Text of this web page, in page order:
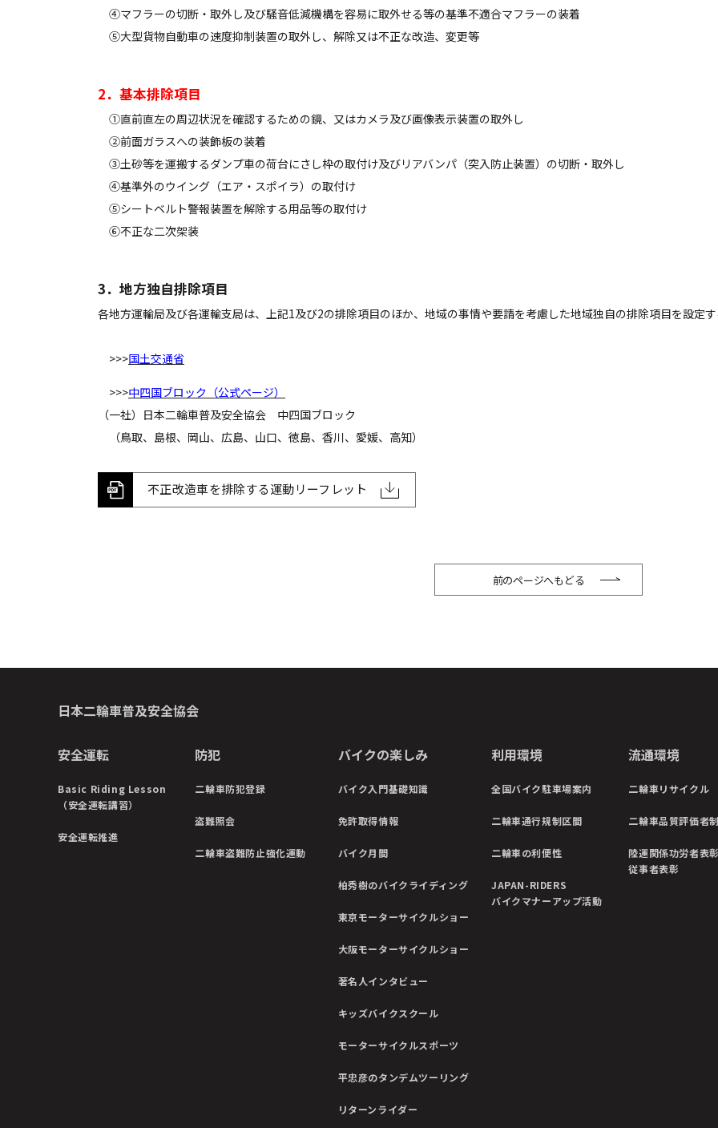
④マフラーの切断・取外し及び騒音低減機構を容易に取外せる等の基準不適合マフラーの装着
⑤大型貨物自動車の速度抑制装置の取外し、解除又は不正な改造、変更等
2．基本排除項目
①直前直左の周辺状況を確認するための鏡、又はカメラ及び画像表示装置の取外し
②前面ガラスへの装飾板の装着
③土砂等を運搬するダンプ車の荷台にさし枠の取付け及びリアバンパ（突入防止装置）の切断・取外し
④基準外のウイング（エア・スポイラ）の取付け
⑤シートベルト警報装置を解除する用品等の取付け
⑥不正な二次架装
3．地方独自排除項目
各地方運輸局及び各運輸支局は、上記1及び2の排除項目のほか、地域の事情や要請を考慮した地域独自の排除項目を設定す
>>>国土交通省
>>>中四国ブロック（公式ページ）
（一社）日本二輪車普及安全協会 中四国ブロック
（鳥取、島根、岡山、広島、山口、徳島、香川、愛媛、高知）
不正改造車を排除する運動リーフレット
前のページへもどる
日本二輪車普及安全協会
安全運転
Basic Riding Lesson
（安全運転講習）
安全運転推進
防犯
二輪車防犯登録
盗難照会
二輪車盗難防止強化運動
バイクの楽しみ
バイク入門基礎知識
免許取得情報
バイク月間
柏秀樹のバイクライディング
東京モーターサイクルショー
大阪モーターサイクルショー
著名人インタビュー
キッズバイクスクール
モーターサイクルスポーツ
平忠彦のタンデムツーリング
リターンライダー
利用環境
全国バイク駐車場案内
二輪車通行規制区間
二輪車の利便性
JAPAN-RIDERS
バイクマナーアップ活動
流通環境
二輪車リサイクル
二輪車品質評価者
陸運関係功労者表
従事者表彰